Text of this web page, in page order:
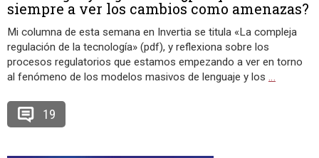
siempre a ver los cambios como amenazas?
Mi columna de esta semana en Invertia se titula «La compleja
regulación de la tecnología» (pdf), y reflexiona sobre los
procesos regulatorios que estamos empezando a ver en torno
al fenómeno de los modelos masivos de lenguaje y los …
19